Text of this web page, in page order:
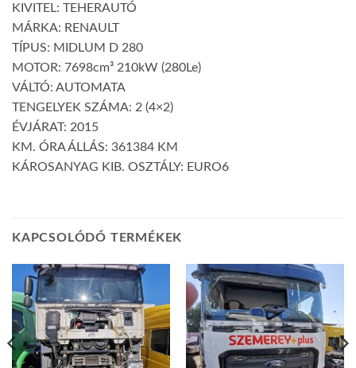
KIVITEL: TEHERAUTÓ
MÁRKA: RENAULT
TÍPUS: MIDLUM D 280
MOTOR: 7698cm³ 210kW (280Le)
VÁLTÓ: AUTOMATA
TENGELYEK SZÁMA: 2 (4×2)
ÉVJÁRAT: 2015
KM. ÓRA ÁLLÁS: 361384 KM
KÁROSANYAG KIB. OSZTÁLY: EURO6
KAPCSOLÓDÓ TERMÉKEK